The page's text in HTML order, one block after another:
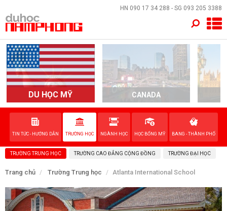
HN 090 17 34 288 - SG 093 205 3388
DU HỌC MỸ CANADA
TIN TỨC - HƯỚNG DẪN TRƯỜNG HỌC NGÀNH HỌC HỌC BỔNG MỸ BANG - THÀNH PHỐ
TRƯỜNG TRUNG HỌC TRƯỜNG CAO ĐẲNG CỘNG ĐỒNG TRƯỜNG ĐẠI HỌC
Trang chủ Trường Trung học Atlanta International School
×
TRANG CHỦ
QUỐC GIA
EVENTS
DỊCH VỤ
VỀ NAM PHONG